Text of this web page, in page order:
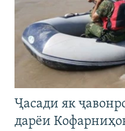
Ҷасади як
дарёи